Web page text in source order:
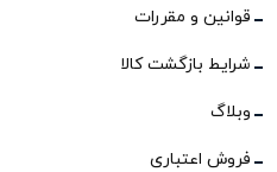
قوانین و مقررات
شرایط بازگشت کالا
وبلاگ
فروش اعتباری